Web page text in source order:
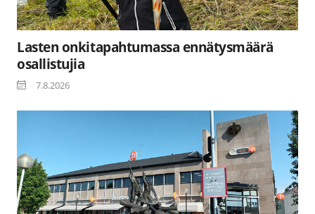
Lasten onkitapahtumassa ennätysmäärä
osallistujia
7.8.2026